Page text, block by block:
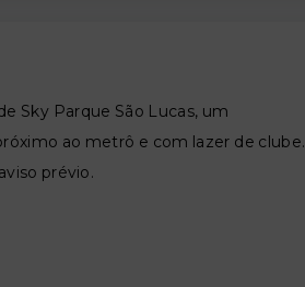
Sky Parque São Lucas, um
ao metrô e com lazer de clube.
prévio.